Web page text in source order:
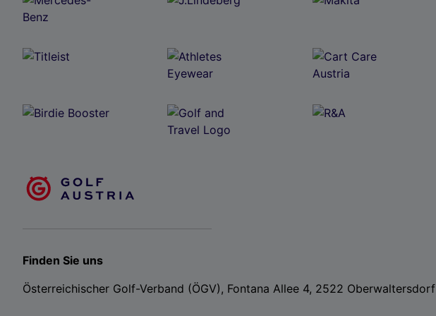
Finden Sie uns
Österreichischer Golf-Verband (ÖGV), Fontana Allee 4, 2522 Oberwaltersdorf